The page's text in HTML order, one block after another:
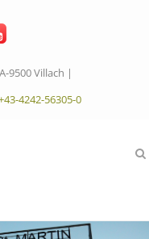
9500 Villach |
4242-56305-0